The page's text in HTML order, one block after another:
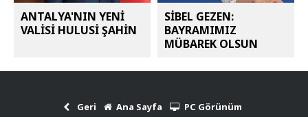
ANTALYA'NIN YENİ
VALİSİ HULUSİ ŞAHİN
SİBEL GEZEN:
BAYRAMIMIZ
MÜBAREK OLSUN
Geri Ana Sayfa PC Görünüm